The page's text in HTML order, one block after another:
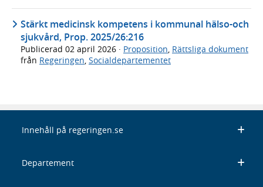
Stärkt medicinsk kompetens i kommunal hälso-och
sjukvård, Prop. 2025/26:216
Publicerad 02 april 2026 · Proposition, Rättsliga dokument
från Regeringen, Socialdepartementet
Innehåll på regeringen.se
Departement